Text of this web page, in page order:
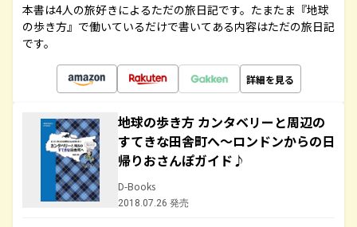
本書は4人の旅好きによるただの旅日記です。たまたま『地球
の歩き方』で働いているだけで書いてある内容はただの旅日記
です。
詳細を見る
地球の歩き方 カンタベリーと周辺の
すてきな田舎町へ～ロンドンからの日
帰りおさんぽガイド♪
D-Books
2018.07.26 発売